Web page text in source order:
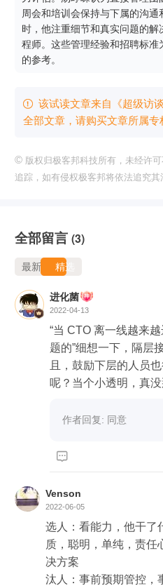
周会和培训会保持与下属的沟
时，他注重细节和真实问题的
程师。这些管理经验和招聘标
的参考。
 该试读文章来自《超级访
全部文章，请购买文章所属专
© 版权归极客邦科技所有，未经许
追踪，如有侵权极客邦将依法追究其
全部留言 (3)
最新 精选
进化菌
2022-04-13
“当 CTO 离一线越来
题的”细想一下，隔层
且，鼓励下层的人员
呢？当个小透明，真
作者回复: 同意

Venson
2022-06-05
选人：看能力，他干了
质，聪明，单纯，责任
决方案
汰人：事前预期管控，